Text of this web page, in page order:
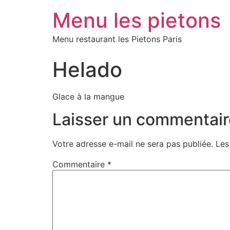
Menu les pietons
Menu restaurant les Pietons Paris
Helado
Glace à la mangue
Laisser un
Votre adresse e-mail ne sera pas publiée.
Commentaire *